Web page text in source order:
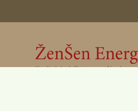
Kvalitní doplněk stravy z Norska